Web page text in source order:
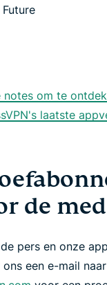
notes om te
laatste
de
pers en onze
een e-mail naar